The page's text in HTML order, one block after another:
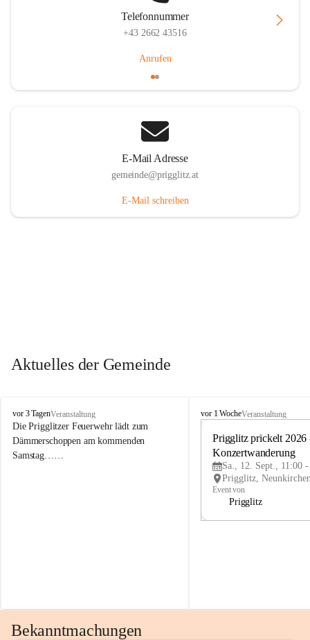
Telefonnummer
+43 2662 43516
Anrufen
E-Mail Adresse
gemeinde@prigglitz.at
E-Mail schreiben
Aktuelles der Gemeinde
P
r
i
g
vor 3 TagenVeranstaltung
Die Prigglitzer Feuerwehr lädt zum
Dämmerschoppen am kommenden
Samstag……
P
vor 1 WocheVeranstaltung
Prigglitz prickelt 2026
Konzertwanderung
Sa., 12. Sept., 11:00
Event von
Prigglitz
Bekanntmachungen